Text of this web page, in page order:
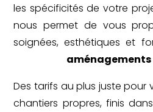
les spécificités de votre
nous permet de vous
soignées, esthétiques et
aménagements
Des tarifs au plus juste pour
chantiers propres, finis